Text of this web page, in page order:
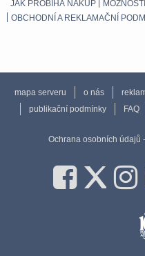
JAK PROBÍHÁ NÁKUP
OBCHODNÍ A REKLAMAČNÍ
mapa serveru o nás
publikační podmínky
FAQ
Ochrana osobních údajů